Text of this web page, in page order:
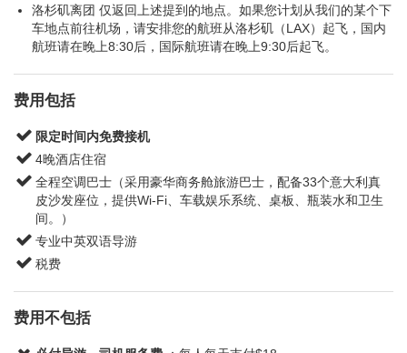
洛杉矶离团 仅返回上述提到的地点。如果您计划从我们的某个下
车地点前往机场，请安排您的航班从洛杉矶（LAX）起飞，国内
航班请在晚上8:30后，国际航班请在晚上9:30后起飞。
费用包括
限定时间内免费接机
4晚酒店住宿
全程空调巴士（采用豪华商务舱旅游巴士，配备33个意大利真
皮沙发座位，提供Wi-Fi、车载娱乐系统、桌板、瓶装水和卫生
间。）
专业中英双语导游
税费
费用不包括